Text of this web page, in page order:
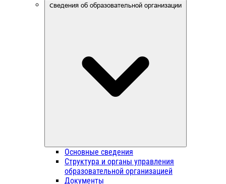
Сведения об образовательной организации
Основные сведения
Структура и органы управления
образовательной организацией
Документы